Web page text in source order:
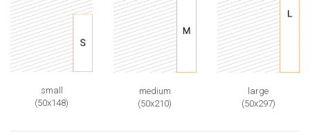
small
(50x148)
medium
(50x210)
large
(50x297)